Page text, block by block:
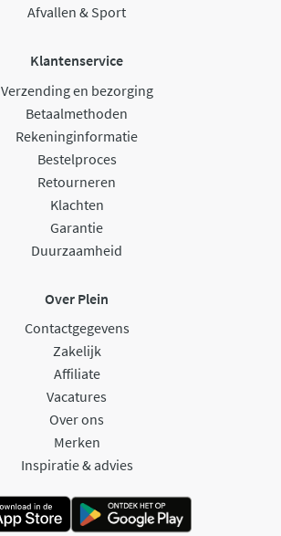
Afvallen & Sport
Klantenservice
Verzending en bezorging
Betaalmethoden
Rekeninginformatie
Bestelproces
Retourneren
Klachten
Garantie
Duurzaamheid
Over Plein
Contactgegevens
Zakelijk
Affiliate
Vacatures
Over ons
Merken
Inspiratie & advies